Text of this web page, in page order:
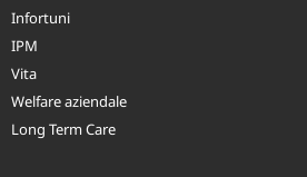
Assistenza Sanitaria
Infortuni
IPM
Vita
Welfare aziendale